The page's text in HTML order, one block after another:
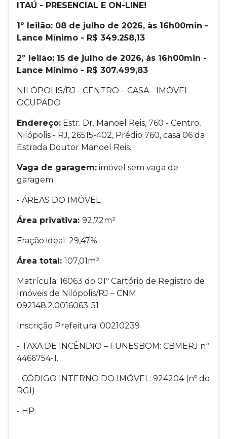
ITAÚ - PRESENCIAL E ON-LINE!
1º leilão: 08 de julho de 2026, às 16h00min -
Lance Mínimo - R$ 349.258,13
2º leilão: 15 de julho de 2026, às 16h00min -
Lance Mínimo - R$ 307.499,83
NILÓPOLIS/RJ - CENTRO – CASA - IMÓVEL
OCUPADO
Endereço: Estr. Dr. Manoel Reis, 760 - Centro,
Nilópolis - RJ, 26515-402, Prédio 760, casa 06 da
Estrada Doutor Manoel Reis.
Vaga de garagem: imóvel sem vaga de
garagem.
- ÁREAS DO IMÓVEL:
Área privativa: 92,72m²
Fração ideal: 29,47%
Área total: 107,01m²
Matrícula: 16063 do 01º Cartório de Registro de
Imóveis de Nilópolis/RJ – CNM
092148.2.0016063-51
Inscrição Prefeitura: 00210239
- TAXA DE INCÊNDIO – FUNESBOM: CBMERJ nº
4466754-1.
- CÓDIGO INTERNO DO IMÓVEL: 924204 (nº do
RGI)
- HP